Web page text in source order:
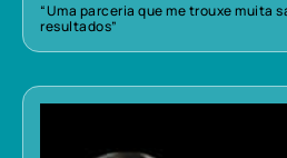
“Uma parceria que me trouxe muita
resultados”